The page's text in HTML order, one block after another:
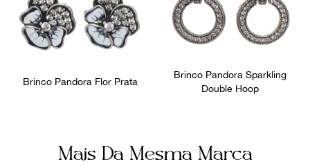
Brinco Pandora Flor Prata
Brinco Pandora Sparkling
Double Hoop
Mais Da Mesma Marca